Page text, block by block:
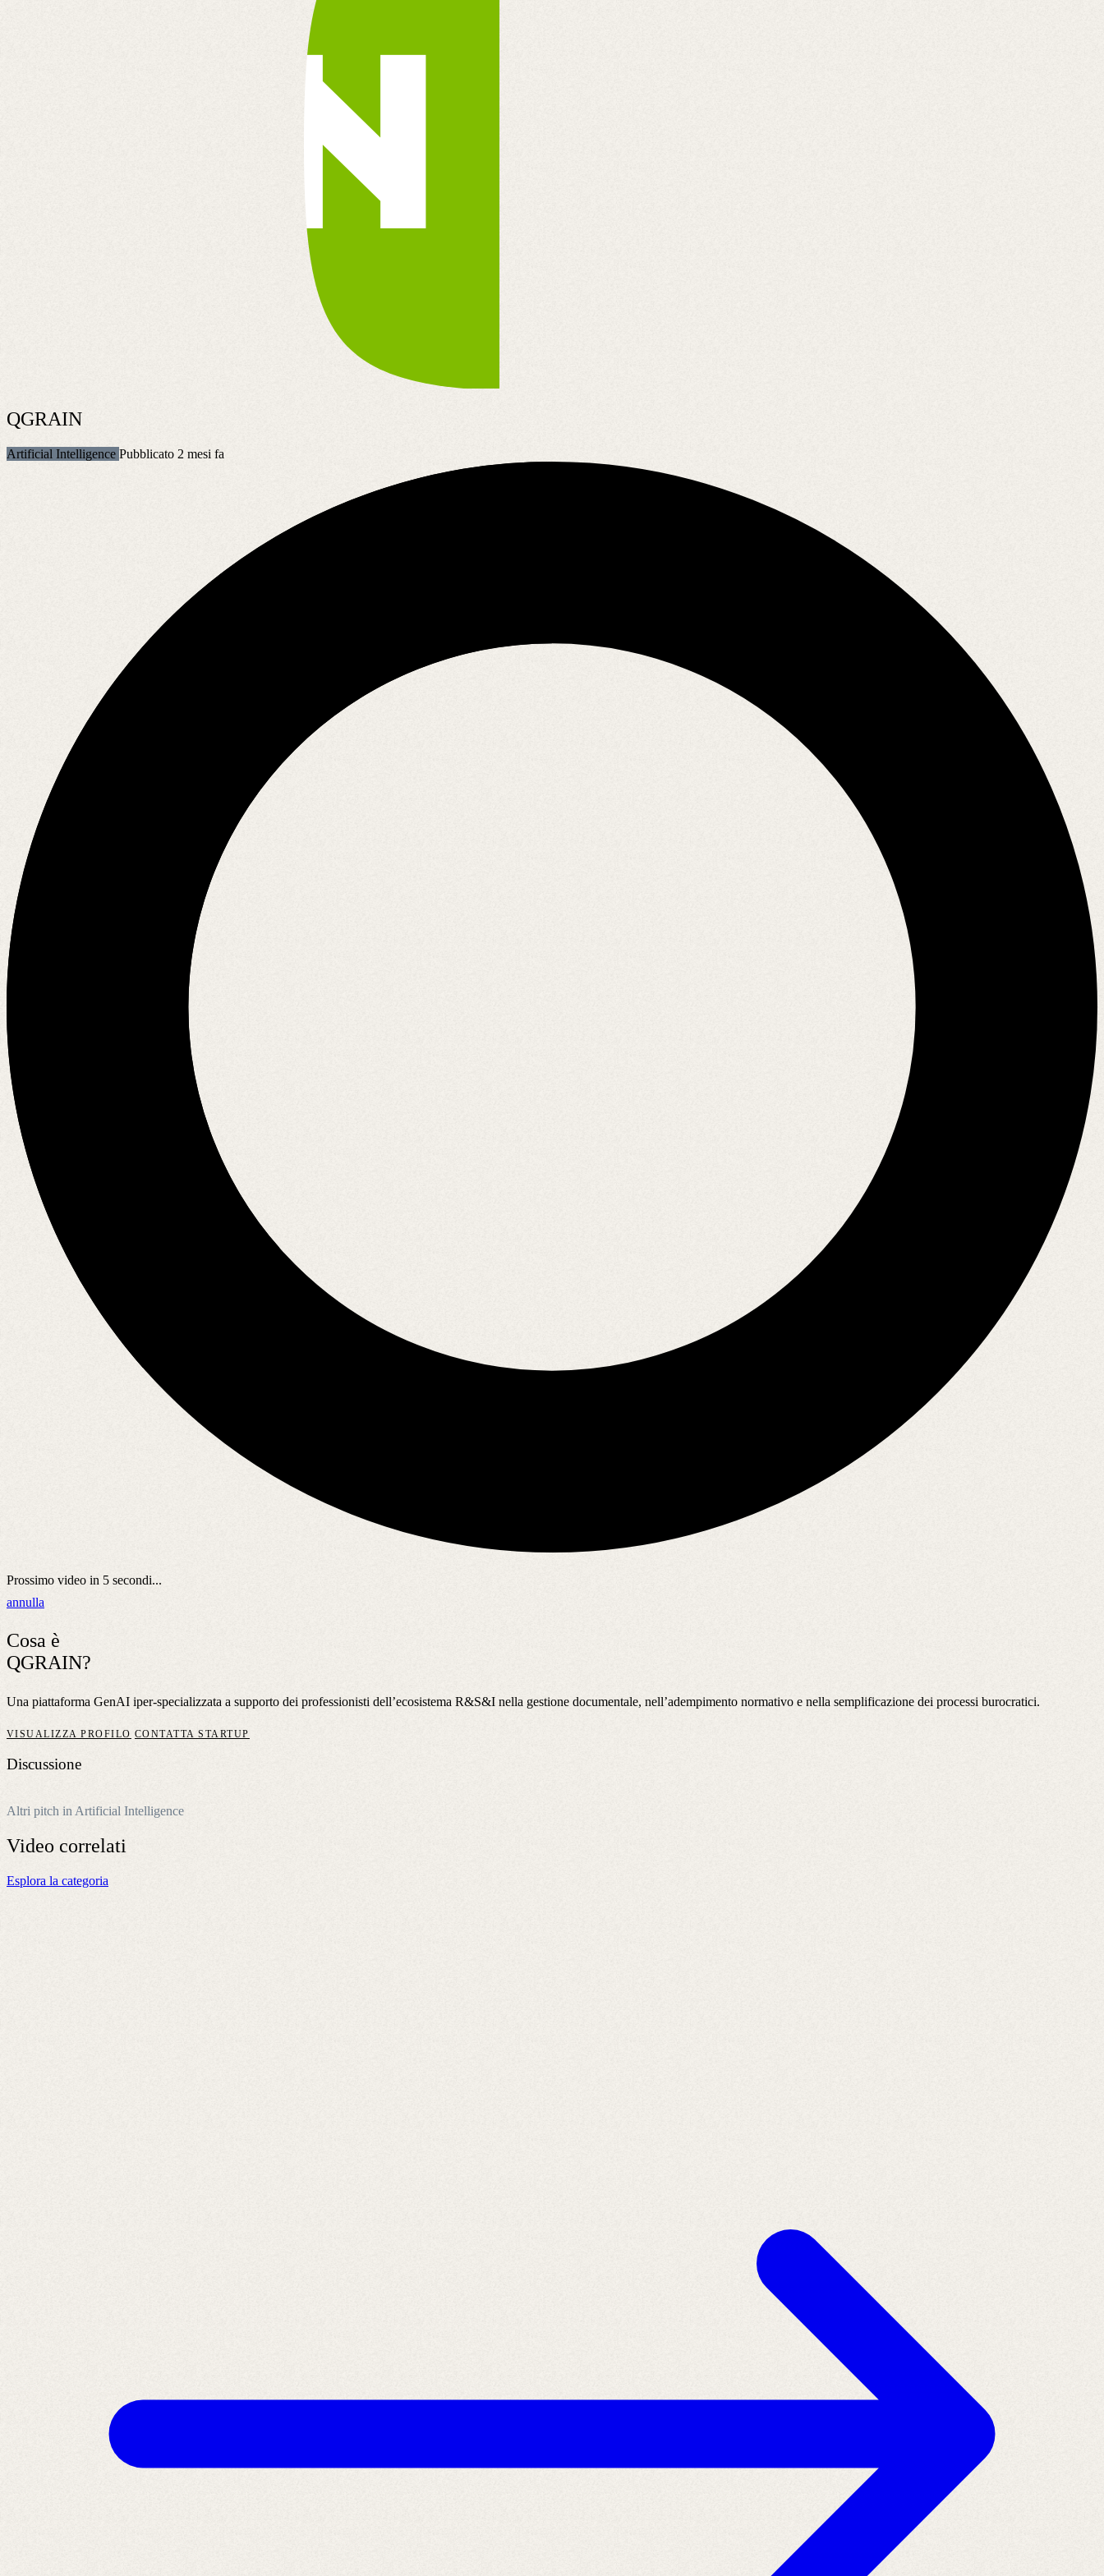
QGRAIN
Artificial Intelligence Pubblicato 2 mesi fa
Prossimo video in 5 secondi...
annulla
Cosa è
QGRAIN?
Una piattaforma GenAI iper-specializzata a supporto dei professionisti dell’ecosistema R&S&I nella gestione documentale, nell’adempimento normativo e nella semplificazione dei processi burocratici.
VISUALIZZA PROFILO CONTATTA STARTUP
Discussione
Altri pitch in Artificial Intelligence
Video correlati
Esplora la categoria